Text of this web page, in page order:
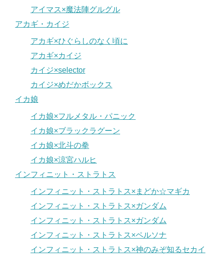
アイマス×魔法陣グルグル
アカギ・カイジ
アカギ×ひぐらしのなく頃に
アカギ×カイジ
カイジ×selector
カイジ×めだかボックス
イカ娘
イカ娘×フルメタル・パニック
イカ娘×ブラックラグーン
イカ娘×北斗の拳
イカ娘×涼宮ハルヒ
インフィニット・ストラトス
インフィニット・ストラトス×まどか☆マギカ
インフィニット・ストラトス×ガンダム
インフィニット・ストラトス×ガンダム
インフィニット・ストラトス×ペルソナ
インフィニット・ストラトス×神のみぞ知るセカイ